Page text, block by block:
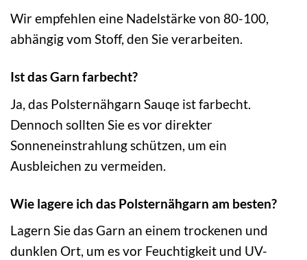
Wir empfehlen eine Nadelstärke von 80-100,
abhängig vom Stoff, den Sie verarbeiten.
Ist das Garn farbecht?
Ja, das Polsternähgarn Sauqe ist farbecht.
Dennoch sollten Sie es vor direkter
Sonneneinstrahlung schützen, um ein
Ausbleichen zu vermeiden.
Wie lagere ich das Polsternähgarn am besten?
Lagern Sie das Garn an einem trockenen und
dunklen Ort, um es vor Feuchtigkeit und UV-